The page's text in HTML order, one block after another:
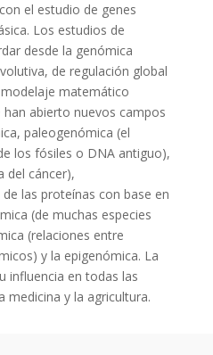
el estudio de genes
Los estudios de
desde la genómica
de regulación global
matemático
han abierto nuevos campos
paleogenómica (el
los fósiles o DNA antiguo),
del cáncer),
las proteínas con base en
(de muchas especies
(relaciones entre
y la epigenómica. La
influencia en todas las
medicina y la agricultura.